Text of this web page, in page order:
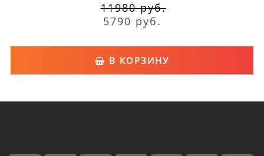
11980 руб.
5790 руб.
В КОРЗИНУ